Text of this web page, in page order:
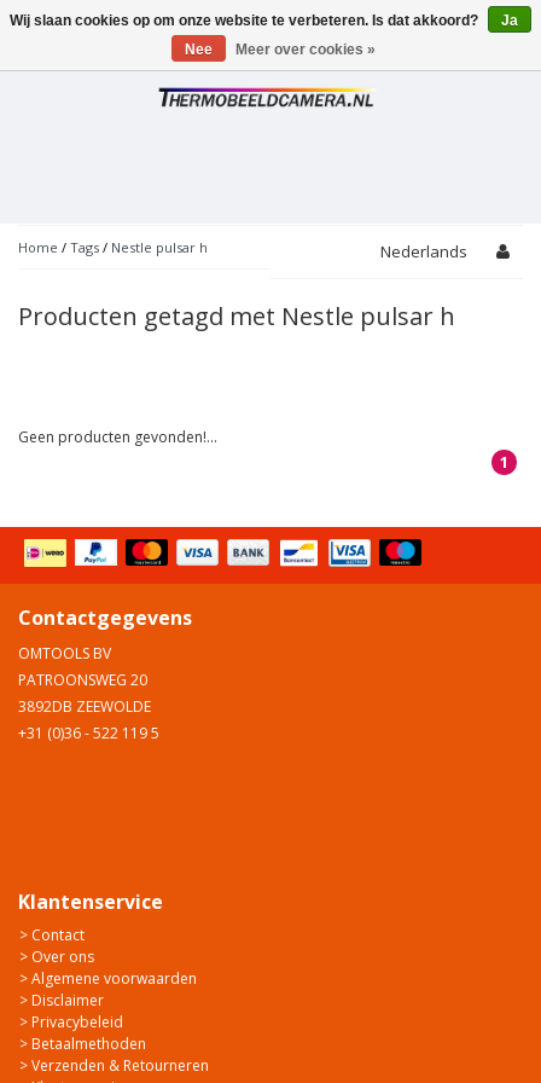
Toggle
Home / Tags / Nestle pulsar h Nederlands
Producten getagd met Nestle pulsar h
Geen producten gevonden!...
1
Contactgegevens
OMTOOLS BV
PATROONSWEG 20
3892DB ZEEWOLDE
+31 (0)36 - 522 119 5
Klantenservice
> Contact
> Over ons
> Algemene voorwaarden
> Disclaimer
> Privacybeleid
> Betaalmethoden
> Verzenden & Retourneren
Wij slaan cookies op om onze website te verbeteren. Is dat akkoord?
Ja
Nee
Meer over cookies »